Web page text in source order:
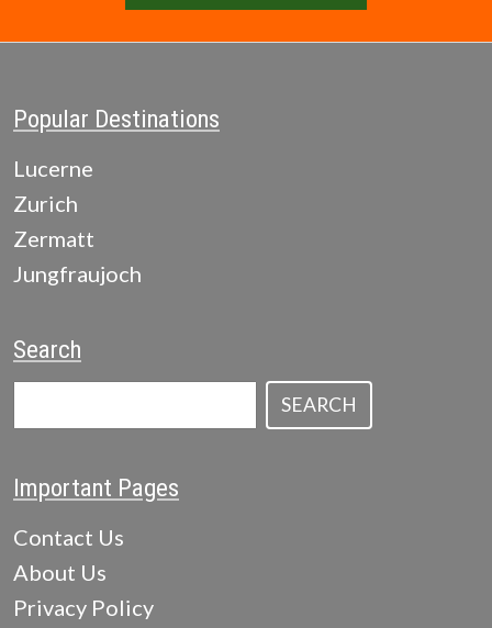
Popular Destinations
Lucerne
Zurich
Zermatt
Jungfraujoch
Search
SEARCH
Important Pages
Contact Us
About Us
Privacy Policy